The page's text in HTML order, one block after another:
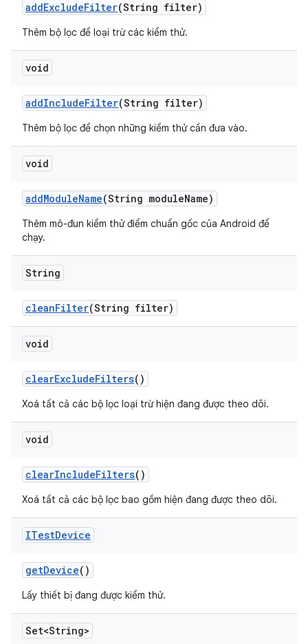
addExcludeFilter(String filter)
Thêm bộ lọc để loại trừ các kiểm thử.
void
addIncludeFilter(String filter)
Thêm bộ lọc để chọn những kiểm thử cần đưa vào.
void
addModuleName(String moduleName)
Thêm mô-đun kiểm thử điểm chuẩn gốc của Android để
chạy.
String
cleanFilter(String filter)
void
clearExcludeFilters()
Xoá tất cả các bộ lọc loại trừ hiện đang được theo dõi.
void
clearIncludeFilters()
Xoá tất cả các bộ lọc bao gồm hiện đang được theo dõi.
ITestDevice
getDevice()
Lấy thiết bị đang được kiểm thử.
Set<String>